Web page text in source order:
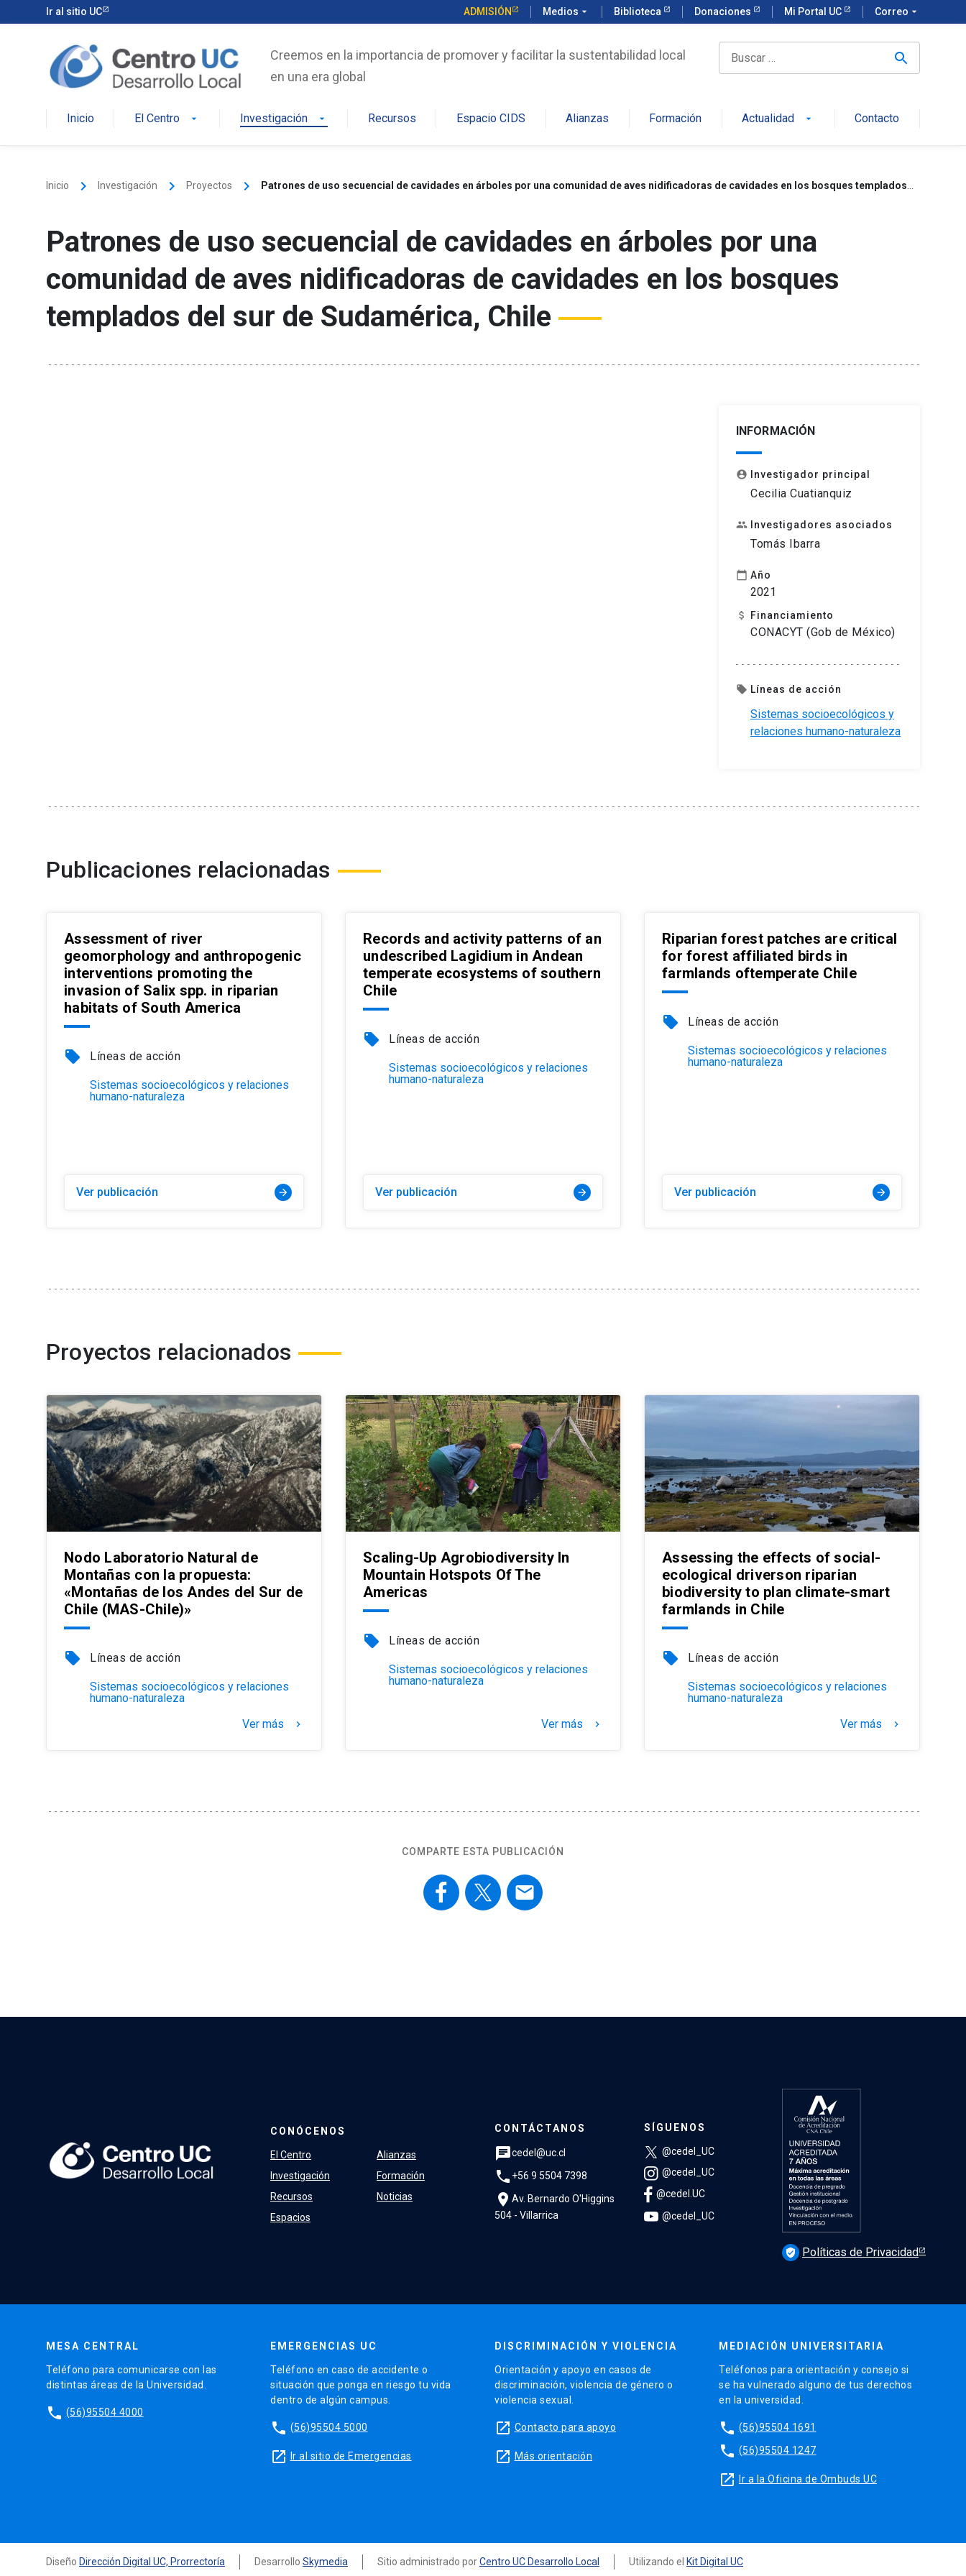
to
Ir al sitio UC ADMISIÓN Medios arrow_drop_down Biblioteca Donaciones Mi Portal UC Correo arrow_drop_down
Creemos en la importancia de promover y facilitar la sustentabilidad local
en una era global
Inicio El Centro arrow_drop_down Investigación arrow_drop_down Recursos Espacio CIDS Alianzas Formación Actualidad arrow_drop_down Contacto
Inicio keyboard_arrow_right Investigación keyboard_arrow_right Proyectos keyboard_arrow_right
Patrones de uso secuencial de cavidades en árboles por una
comunidad de aves nidificadoras de cavidades en los bosques
templados del sur de Sudamérica, Chile
INFORMACIÓN
account_circle Investigador principal
Cecilia Cuatianquiz
people Investigadores asociados
Tomás Ibarra
calendar_today Año
2021
attach_money Financiamiento
CONACYT (Gob de México)
local_offer Líneas de acción
Sistemas socioecológicos y
relaciones humano-naturaleza
Publicaciones relacionadas
Assessment of river
geomorphology and anthropogenic
interventions promoting the
invasion of Salix spp. in riparian
habitats of South America
local_offer Líneas de acción
Sistemas socioecológicos y relaciones
humano-naturaleza
Ver publicación arrow_forward
Records and activity patterns of an
undescribed Lagidium in Andean
temperate ecosystems of southern
Chile
local_offer Líneas de acción
Sistemas socioecológicos y relaciones
humano-naturaleza
Ver publicación arrow_forward
Riparian forest patches are critical
for forest affiliated birds in
farmlands oftemperate Chile
local_offer Líneas de acción
Sistemas socioecológicos y relaciones
humano-naturaleza
Ver publicación arrow_forward
Proyectos relacionados
Nodo Laboratorio Natural de
Montañas con la propuesta:
«Montañas de los Andes del Sur de
Chile (MAS-Chile)»
local_offer Líneas de acción
Sistemas socioecológicos y relaciones
humano-naturaleza
Ver más
keyboard_arrow_right
Scaling-Up Agrobiodiversity In
Mountain Hotspots Of The
Americas
local_offer Líneas de acción
Sistemas socioecológicos y relaciones
humano-naturaleza
Ver más keyboard_arrow_right
Assessing the effects of social-
ecological driverson riparian
biodiversity to plan climate-smart
farmlands in Chile
local_offer Líneas de acción
Sistemas socioecológicos y relaciones
humano-naturaleza
Ver más
keyboard_arrow_right
COMPARTE ESTA PUBLICACIÓN
email
CONÓCENOS
El Centro
Investigación
Recursos
Espacios
Alianzas
Formación
Noticias
CONTÁCTANOS
chatcedel@uc.cl
phone +56 9 5504 7398
location_on Av. Bernardo O'Higgins
504 - Villarrica
SÍGUENOS
@cedel_UC
@cedel_UC
@cedel.UC
@cedel_UC
verified_user Políticas de Privacidad
MESA CENTRAL
Teléfono para comunicarse con las
distintas áreas de la Universidad.
phone (56)95504 4000
EMERGENCIAS UC
Teléfono en caso de accidente o
situación que ponga en riesgo tu vida
dentro de algún campus.
phone (56)95504 5000
launch Ir al sitio de Emergencias
DISCRIMINACIÓN Y VIOLENCIA
Orientación y apoyo en casos de
discriminación, violencia de género o
violencia sexual.
launch Contacto para apoyo
launch Más orientación
MEDIACIÓN UNIVERSITARIA
Teléfonos para orientación y consejo si
se ha vulnerado alguno de tus derechos
en la universidad.
phone (56)95504 1691
phone (56)95504 1247
launch Ir a la Oficina de Ombuds UC
Diseño Dirección Digital UC, Prorrectoría Desarrollo Skymedia Sitio administrado porCentro UC Desarrollo Local Utilizando el Kit Digital UC